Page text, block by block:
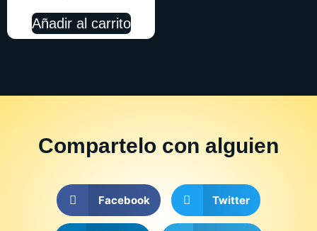
Añadir al carrito
Compartelo con alguien
Facebook Twitter